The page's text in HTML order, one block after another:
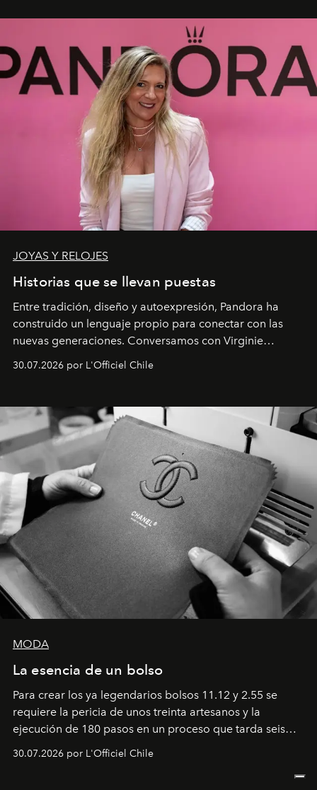
JOYAS Y RELOJES
Historias que se llevan puestas
Entre tradición, diseño y autoexpresión, Pandora ha
construido un lenguaje propio para conectar con las
nuevas generaciones. Conversamos con Virginie
Dubray, la responsable de marketing para
Latinoamérica, sobre identidad, cultura y el valor
30.07.2026 por L'Officiel Chile
MODA
La esencia de un bolso
Para crear los ya legendarios bolsos 11.12 y 2.55 se
requiere la pericia de unos treinta artesanos y la
ejecución de 180 pasos en un proceso que tarda seis
semanas. Los expertos ponen en práctica una técnica
que se enseña solamente en la escuela de formación de
30.07.2026 por L'Officiel Chile